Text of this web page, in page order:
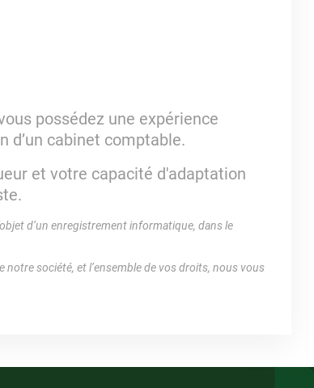
possédez une expérience
d’un cabinet comptable.
et votre capacité d'adaptation
d’un enregistrement informatique, dans le
société, et l’ensemble de vos droits, nous vous